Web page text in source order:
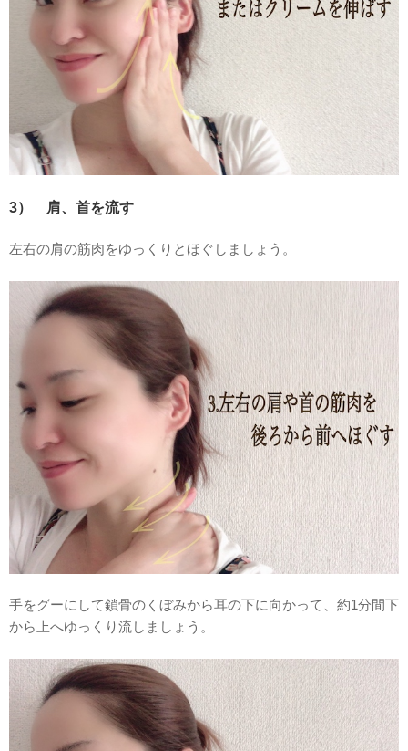
3） 肩、首を流す
左右の肩の筋肉をゆっくりとほぐしましょう。
手をグーにして鎖骨のくぼみから耳の下に向かって、約1分間下
から上へゆっくり流しましょう。